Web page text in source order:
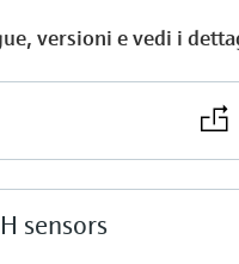
versioni e vedi i
sensors